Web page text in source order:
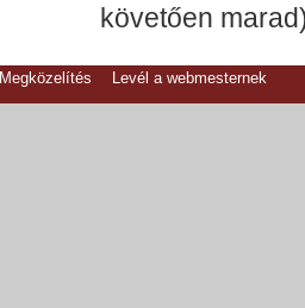
követően
Megközelítés Levél a webmesternek